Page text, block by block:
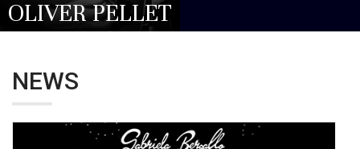
OLIVER PELLET
NEWS